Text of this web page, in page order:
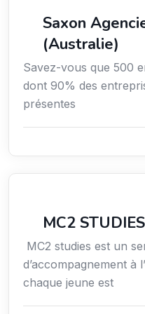
Saxon
(Australie)
Savez-vous que 500
dont 90% des
présentes
MC2 STUDIES
MC2 studies est un
d’accompagnement à
chaque jeune est